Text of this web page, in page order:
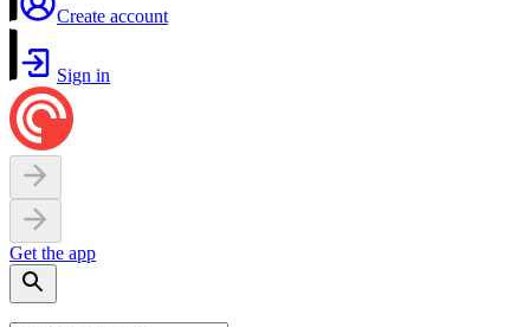
Create account
Sign in
Get the app